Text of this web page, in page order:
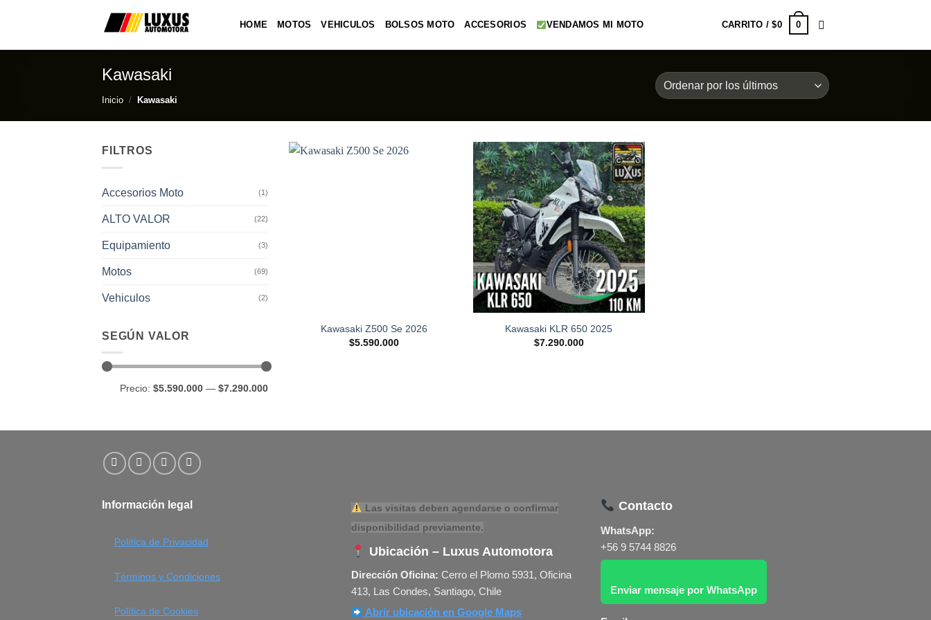
HOME MOTOS VEHICULOS BOLSOS MOTO ACCESORIOS VENDAMOS MI MOTO CARRITO /$0 0
Kawasaki
Inicio / Kawasaki
FILTROS
Accesorios Moto (1)
ALTO VALOR (22)
Equipamiento (3)
Motos (69)
Vehiculos (2)
SEGÚN VALOR
Precio
mínimo
Precio
máximoPrecio: $5.590.000 — $7.290.000
Kawasaki Z500 Se 2026
$5.590.000
Kawasaki KLR 650 2025
$7.290.000
Información legal
Política de Privacidad
Términos y Condiciones
Política de Cookies
Las visitas deben agendarse o confirmar
disponibilidad previamente.
Ubicación – Luxus Automotora
Dirección Oficina: Cerro el Plomo 5931, Oficina
413, Las Condes, Santiago, Chile
Abrir ubicación en Google Maps
Contacto
WhatsApp:
+56 9 5744 8826
Enviar mensaje por WhatsApp